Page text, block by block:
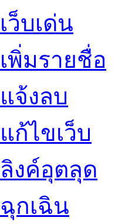
เว็บเด่น
เพิ่มรายชื่อ
แจ้งลบ
แก้ไขเว็บ
ลิงค์อุตลุด
ฉุกเฉิน